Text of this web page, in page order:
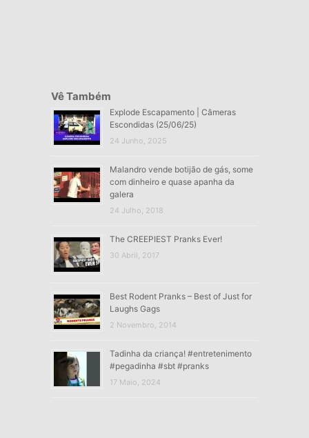
Vê Também
Explode Escapamento | Câmeras
Escondidas (25/06/25)
24 Junho, 2025
Malandro vende botijão de gás, some
com dinheiro e quase apanha da
galera
24 Julho, 2018
The CREEPIEST Pranks Ever!
30 Abril, 2017
Best Rodent Pranks – Best of Just for
Laughs Gags
2 Novembro, 2014
Tadinha da criança! #entretenimento
#pegadinha #sbt #pranks
17 Maio, 2024